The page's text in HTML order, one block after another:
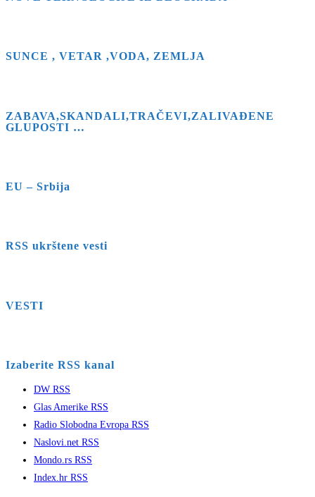
SUNCE , VETAR ,VODA, ZEMLJA
ZABAVA,SKANDALI,TRAČEVI,ZALIVAĐENE
GLUPOSTI …
EU – Srbija
RSS ukrštene vesti
VESTI
Izaberite RSS kanal
DW RSS
Glas Amerike RSS
Radio Slobodna Evropa RSS
Naslovi.net RSS
Mondo.rs RSS
Index.hr RSS